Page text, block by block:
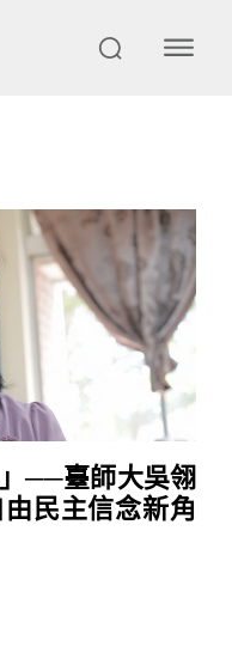
──臺師大吳翎
民主信念新角